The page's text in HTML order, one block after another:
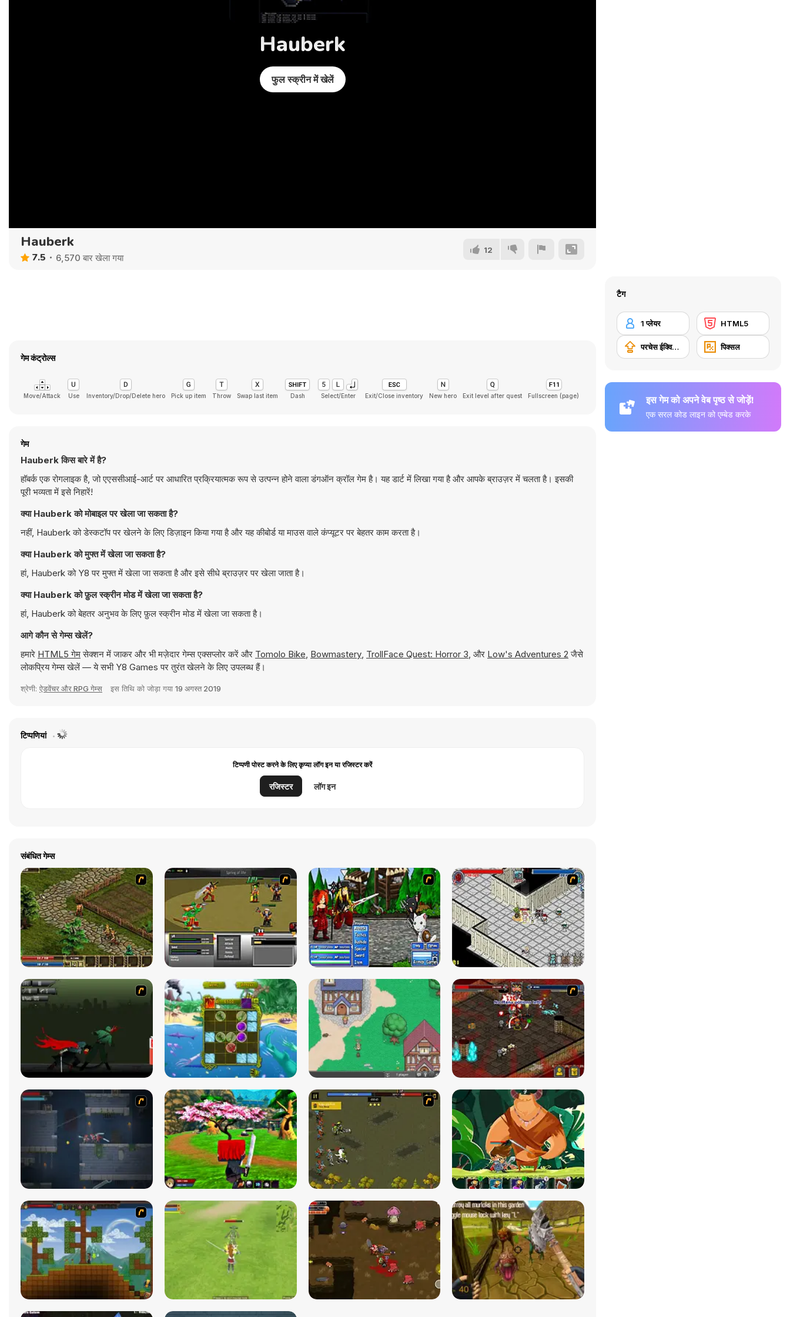
Hauberk
फुल स्क्रीन में खेलें
Hauberk
7.5 6,570 बार खेला गया
12
गेम कंट्रोल्स
Move/Attack Use Inventory/Drop/Delete hero Pick up item Throw Swap last item Dash Select/Enter Exit/Close inventory New hero Exit level after quest Fullscreen (page)
गेम
Hauberk किस बारे में है?
हॉबर्क एक रोगलाइक है, जो एएससीआई-आर्ट पर आधारित प्रक्रियात्मक रूप से उत्पन्न होने वाला डंगऑन क्रॉल गेम है। यह डार्ट में लिखा गया है और आपके ब्राउज़र में चलता है। इसकी
पूरी भव्यता में इसे निहारें!
क्या Hauberk को मोबाइल पर खेला जा सकता है?
नहीं, Hauberk को डेस्कटॉप पर खेलने के लिए डिज़ाइन किया गया है और यह कीबोर्ड या माउस वाले कंप्यूटर पर बेहतर काम करता है।
क्या Hauberk को मुफ्त में खेला जा सकता है?
हां, Hauberk को Y8 पर मुफ्त में खेला जा सकता है और इसे सीधे ब्राउज़र पर खेला जाता है।
क्या Hauberk को फ़ुल स्क्रीन मोड में खेला जा सकता है?
हां, Hauberk को बेहतर अनुभव के लिए फ़ुल स्क्रीन मोड में खेला जा सकता है।
आगे कौन से गेम्स खेलें?
हमारे HTML5 गेमसेक्शन में जाकर और भी मज़ेदार गेम्स एक्सप्लोर करें और Tomolo Bike, Bowmastery, TrollFace Quest: Horror 3, और Low's Adventures 2 जैसे
लोकप्रिय गेम्स खेलें — ये सभी Y8 Games पर तुरंत खेलने के लिए उपलब्ध हैं।
श्रेणी: ऐडवेंचर और RPG गेम्स इस तिथि को जोड़ा गया 19 अगस्त 2019
टिप्पणियां
टिप्पणी पोस्ट करने के लिए कृप्या लॉग इन या रजिस्टर करें
रजिस्टर लॉग इन
संबंधित गेम्स
टैग
1 प्लेयर HTML5
परचेस ईक्विपमेंट अपग्रेड पिक्सल
इस गेम को अपने वेब पृष्ठ से जोड़ें!
एक सरल कोड लाइन को एम्बेड करके